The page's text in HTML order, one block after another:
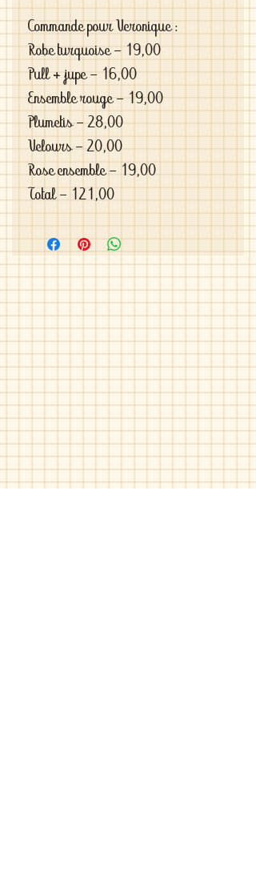
Commande pour Veronique :
Robe turquoise - 19,00
Pull + jupe - 16,00
Ensemble rouge - 19,00
Plumetis - 28,00
Velours - 20,00
Rose ensemble - 19,00
Total - 121,00